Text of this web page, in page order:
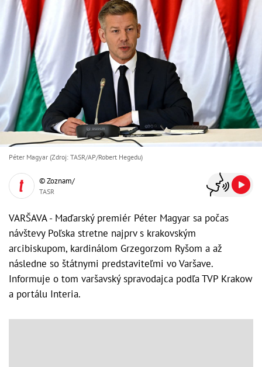
Péter Magyar (Zdroj: TASR/AP/Robert Hegedu)
© Zoznam/
TASR
VARŠAVA - Maďarský premiér Péter Magyar sa počas
návštevy Poľska stretne najprv s krakovským
arcibiskupom, kardinálom Grzegorzom Ryšom a až
následne so štátnymi predstaviteľmi vo Varšave.
Informuje o tom varšavský spravodajca podľa TVP Krakow
a portálu Interia.